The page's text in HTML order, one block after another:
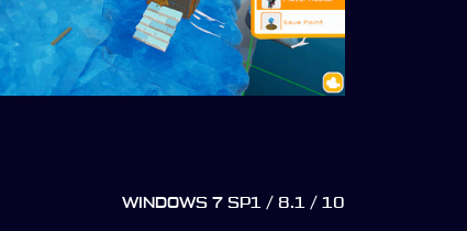
WINDOWS 7 SP1 / 8.1 / 10